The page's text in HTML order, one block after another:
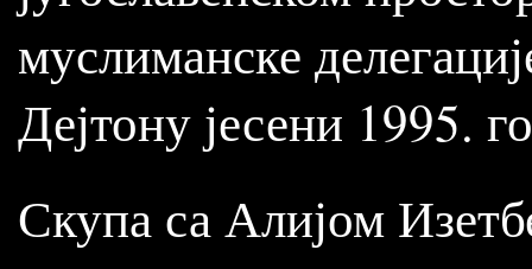
муслиманске
Дејтону јесени 1995.
Скупа са Алијом